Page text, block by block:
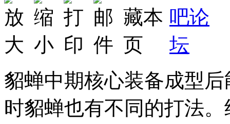
貂蝉中期核心装备成型
时貂蝉也有不同的打法